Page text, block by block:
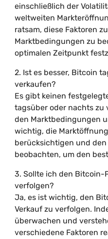
einschließlich der
weltweiten
ratsam, diese Faktoren
Marktbedingungen zu
optimalen Zeitpunkt
2. Ist es besser, Bitcoin
verkaufen?
Es gibt keinen
tagsüber oder nachts zu
den Marktbedingungen
wichtig, die
berücksichtigen und
beobachten, um den
3. Sollte ich den Bitcoin-
verfolgen?
Ja, es ist wichtig, den
Verkauf zu verfolgen.
überwachen und
verschiedene Faktoren